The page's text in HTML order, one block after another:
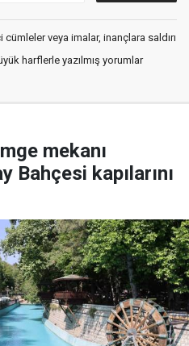
veya imalar, inançlara saldırı
harflerle yazılmış yorumlar
mekanı
Bahçesi kapılarını